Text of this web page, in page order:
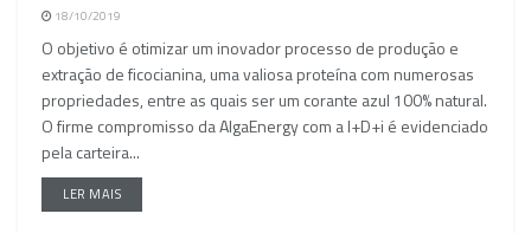
18/10/2019
O objetivo é otimizar um inovador processo de produção e
extração de ficocianina, uma valiosa proteína com numerosas
propriedades, entre as quais ser um corante azul 100% natural.
O firme compromisso da AlgaEnergy com a I+D+i é evidenciado
pela carteira...
LER MAIS